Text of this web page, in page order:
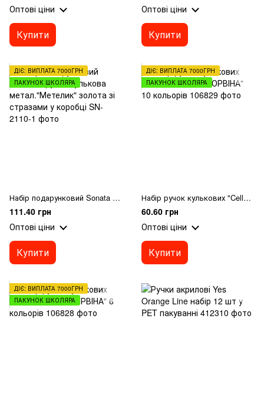
Оптові ціни
Купити
Оптові ціни
Купити
ДІЄ: ВИПЛАТА 7000ГРН
ПАКУНОК ШКОЛЯРА
Набір подарунковий Sonata 1 ручка кулькова метал."Метелик" золота зі стразами у коробці
111.40 грн
Оптові ціни
Купити
ДІЄ: ВИПЛАТА 7000ГРН
ПАКУНОК ШКОЛЯРА
Набір ручок кулькових "Cello" CL51-10 "КОРВІНА" 10 кольорів
60.60 грн
Оптові ціни
Купити
ДІЄ: ВИПЛАТА 7000ГРН
ПАКУНОК ШКОЛЯРА